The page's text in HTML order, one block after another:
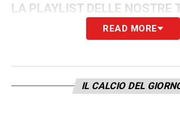
LA PLAYLIST DELLE NOSTRE
READ MORE
IL CALCIO DEL